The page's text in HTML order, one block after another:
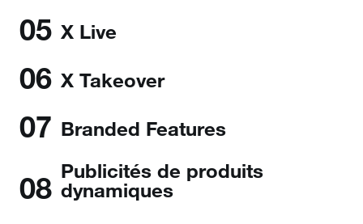
05 X Live
06 X Takeover
07 Branded Features
08 Publicités de produits
dynamiques